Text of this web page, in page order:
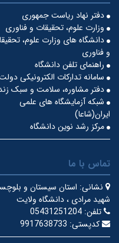
دفتر نهاد ریاست جمهوری
وزارت علوم، تحقیقات و فناوری
دانشگاه های وزارت علوم،
و فناوری
راهنمای تلفن دانشگاه
سامانه تدارکات الکترونیکی
دفتر مشاوره، سلامت و سبک
شبکه آزمایشگاه های علمی
ایران(شاعا)
مرکز رشد نوین دانشگاه
تماس با ما
نشانی:
شهید مرادی ، دانشگاه ولایت
تلفن: 05431251204
کدپستی: 9917638733